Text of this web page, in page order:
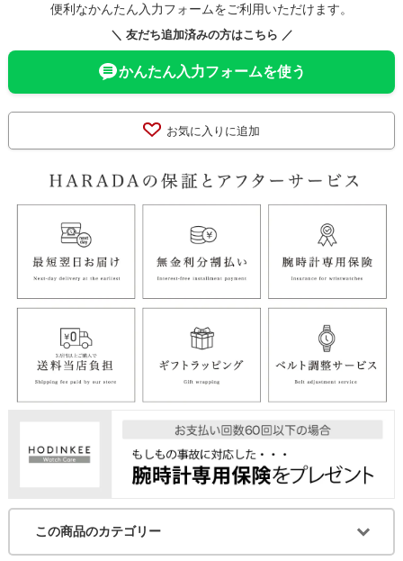
便利なかんたん入力フォームをご利用いただけます。
＼ 友だち追加済みの方はこちら ／
かんたん入力フォームを使う
お気に入りに追加
この商品のカテゴリー